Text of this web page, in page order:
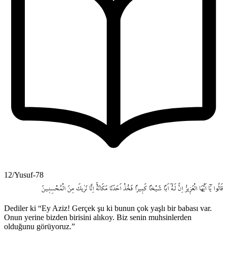
12/Yusuf-78
قَالُوا يَٓا اَيُّهَا الْعَز۪يزُ اِنَّ لَـهُٓ اَباً شَيْخاً كَب۪يراً فَخُذْ اَحَدَنَا مَكَانَهُۚ اِنَّا نَرٰيكَ مِنَ الْمُحْسِن۪ينَ
Dediler ki “Ey Aziz! Gerçek şu ki bunun çok yaşlı bir babası var.
Onun yerine bizden birisini alıkoy. Biz senin muhsinlerden
olduğunu görüyoruz.”